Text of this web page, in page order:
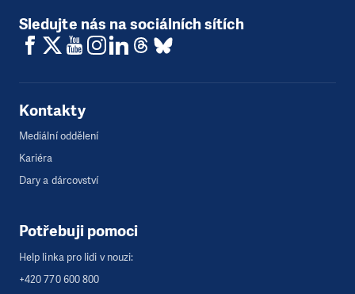
Sledujte nás na sociálních sítích
Kontakty
Mediální oddělení
Kariéra
Dary a dárcovství
Potřebuji pomoci
Help linka pro lidi v nouzi:
+420 770 600 800